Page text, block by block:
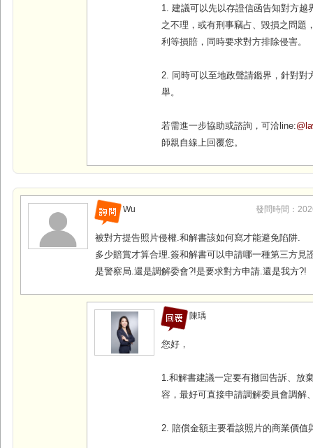
1. 建議可以先以存證信函告知對方
之不理，或有刑事竊占、毀損之問題
利等損賠，同時要求對方排除侵害。
2. 同時可以至地政聲請鑑界，針對對
舉。
若需進一步協助或諮詢，可洽line:
師親自線上回覆您。
Wu 發問時間：
被對方提告照片侵權.和解書該如何寫才能避免陷阱.
多少賠賞才算合理.簽和解書可以申請哪一種第三方見
是警察局.還是調解委會?!是要求對方申請.還是我方?!
陳瑀
您好，
1.和解書建議一定要有撤回告訴、放
容，最好可直接申請調解委員會調解
2. 賠償金額主要看該照片的商業價值